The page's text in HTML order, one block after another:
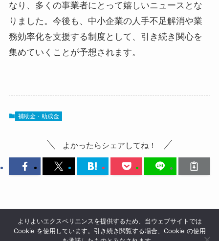
なり、多くの事業者にとって嬉しいニュースとな
りました。今後も、中小企業の人手不足解消や業
務効率化を支援する制度として、引き続き関心を
集めていくことが予想されます。
補助金・助成金
よかったらシェアしてね！
よりよいエクスペリエンスを提供するため、当ウェブサイトでは
Cookie を使用しています。引き続き閲覧する場合、Cookie の使用